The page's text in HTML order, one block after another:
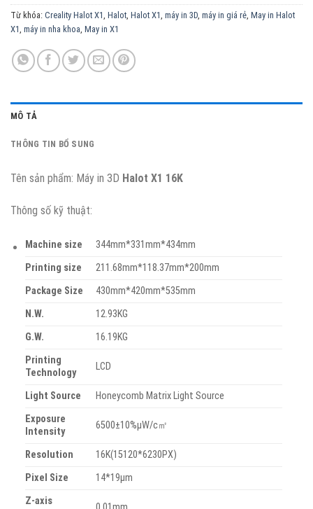
Từ khóa: Creality Halot X1, Halot, Halot X1, máy in 3D, máy in giá rẻ, May in Halot
X1, máy in nha khoa, May in X1
MÔ TẢ
THÔNG TIN BỔ SUNG
Tên sản phẩm: Máy in 3D Halot X1 16K
Thông số kỹ thuật:
Machine size
344mm*331mm*434mm
Printing size
211.68mm*118.37mm*200mm
Package Size
430mm*420mm*535mm
N.W.
12.93KG
G.W.
16.19KG
Printing
Technology
LCD
Light Source
Honeycomb Matrix Light Source
Exposure
Intensity
6500±10%μW/c㎡
Resolution
16K(15120*6230PX)
Pixel Size
14*19μm
Z-axis